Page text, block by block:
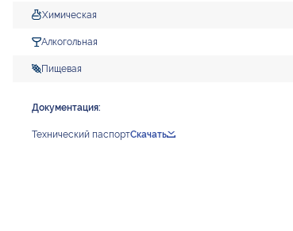
Химическая
Алкогольная
Пищевая
Документация:
Технический паспортСкачать